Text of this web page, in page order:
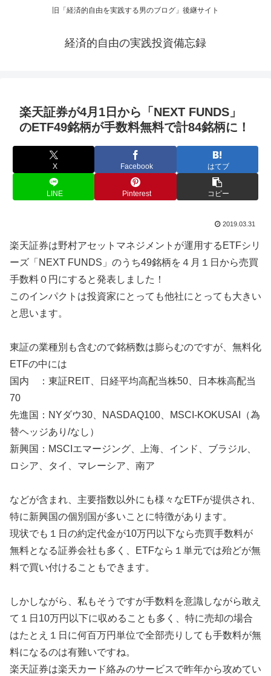
旧「経済的自由を実践する男のブログ」後継サイト
経済的自由の実践投資備忘録
楽天証券が4月1日から「NEXT FUNDS」
のETF49銘柄が手数料無料で計84銘柄に！
X Facebook はてブ
LINE Pinterest コピー
2019.03.31
楽天証券は野村アセットマネジメントが運用するETFシリ
ーズ「NEXT FUNDS」のうち49銘柄を４月１日から売買
手数料０円にすると発表しました！
このインパクトは投資家にとっても他社にとっても大きい
と思います。
東証の業種別も含むので銘柄数は膨らむのですが、無料化
ETFの中には
国内 ：東証REIT、日経平均高配当株50、日本株高配当
70
先進国：NYダウ30、NASDAQ100、MSCI-KOKUSAI（為
替ヘッジあり/なし）
新興国：MSCIエマージング、上海、インド、ブラジル、
ロシア、タイ、マレーシア、南ア
などが含まれ、主要指数以外にも様々なETFが提供され、
特に新興国の個別国が多いことに特徴があります。
現状でも１日の約定代金が10万円以下なら売買手数料が
無料となる証券会社も多く、ETFなら１単元では殆どが無
料で買い付けることもできます。
しかしながら、私もそうですが手数料を意識しながら敢え
て１日10万円以下に収めることも多く、特に売却の場合
はたとえ１日に何百万円単位で全部売りしても手数料が無
料になるのは有難いですね。
楽天証券は楽天カード絡みのサービスで昨年から攻めてい